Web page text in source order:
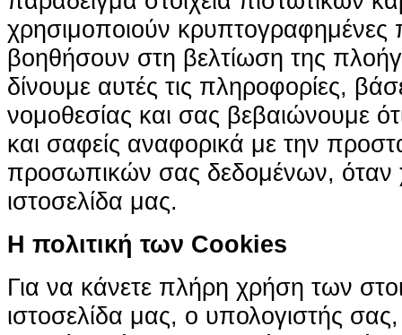
χρησιμοποιούν κρυπτογραφημένες
βοηθήσουν στη βελτίωση της
δίνουμε αυτές τις πληροφορίες,
νομοθεσίας και σας βεβαιώνουμε ότι
και σαφείς αναφορικά με την
προσωπικών σας δεδομένων, όταν
ιστοσελίδα μας.
H πολιτική των Cookies
Για να κάνετε πλήρη χρήση των
ιστοσελίδα μας, ο υπολογιστής